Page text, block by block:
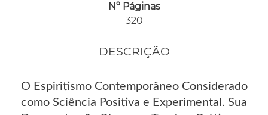
Nº Páginas
320
DESCRIÇÃO
O Espiritismo Contemporâneo Considerado
como Sciência Positiva e Experimental. Sua